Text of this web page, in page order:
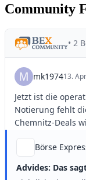
Community